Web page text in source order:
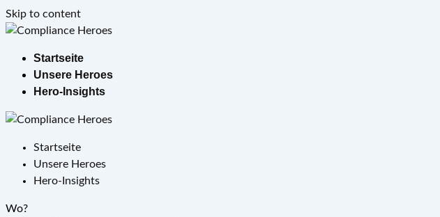
Skip to content
Startseite
Unsere Heroes
Hero-Insights
Startseite
Unsere Heroes
Hero-Insights
Wo?